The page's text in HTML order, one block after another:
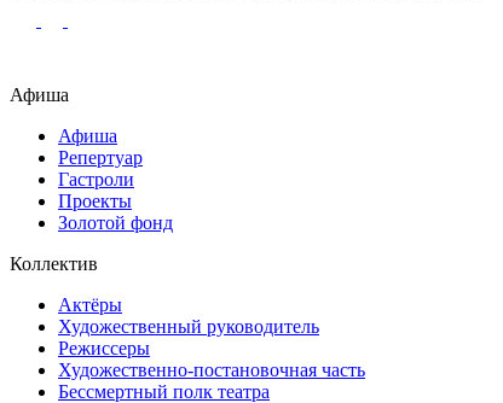
Афиша
Афиша
Репертуар
Гастроли
Проекты
Золотой фонд
Коллектив
Актёры
Художественный руководитель
Режиссеры
Художественно-постановочная часть
Бессмертный полк театра